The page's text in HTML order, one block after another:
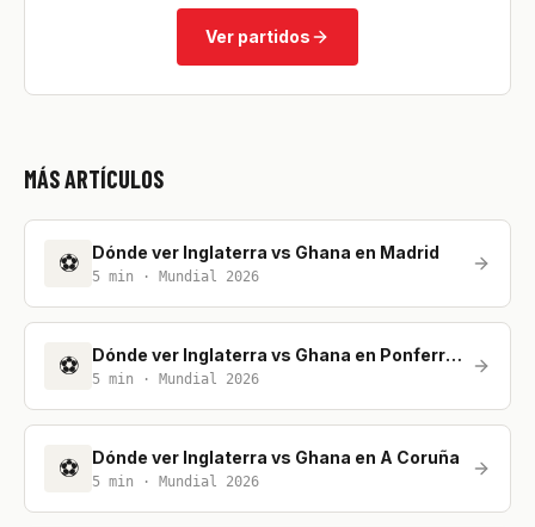
Ver partidos
MÁS ARTÍCULOS
⚽ Dónde ver Inglaterra vs Ghana en Madrid
5 min · Mundial 2026
⚽ Dónde ver Inglaterra vs Ghana en Ponferrada
5 min · Mundial 2026
⚽ Dónde ver Inglaterra vs Ghana en A Coruña
5 min · Mundial 2026